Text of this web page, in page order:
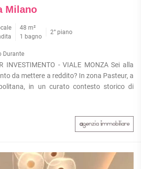
Milano
48 m²
1 bagno
2° piano
Durante
INVESTIMENTO - VIALE MONZA Sei alla
da mettere a reddito? In zona Pasteur, a
in un curato contesto storico di